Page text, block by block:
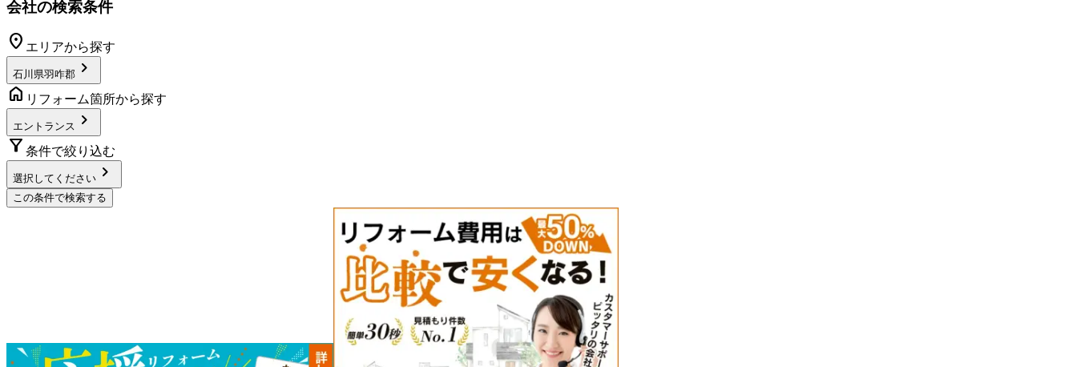
会社の検索条件
location_on エリアから探す
石川県羽咋郡 chevron_right
home リフォーム箇所から探す
エントランス chevron_right
filter_alt 条件で絞り込む
選択してください chevron_right
この条件で検索する